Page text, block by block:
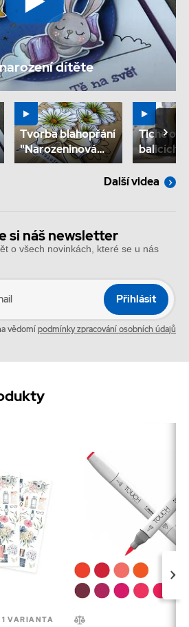
dítěte
Tvorba blahopřání
"Narozeninová
kytice"
Tiché
balicích
TwinCore
Další videa
si náš newsletter
o všech novinkách, které se u nás
Přihlásit
vědomípodmínky zpracování osobních údajů
1 VARIANTA